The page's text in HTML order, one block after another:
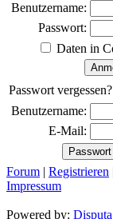
Benutzername:
Passwort:
Daten in
Passwort vergessen?
Benutzername:
E-Mail:
Forum | Registrieren
Impressum
Powered by: